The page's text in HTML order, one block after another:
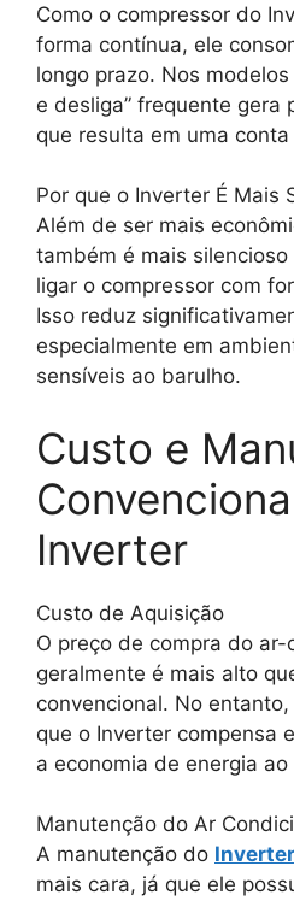
Como o compressor do
forma contínua, ele
longo prazo. Nos
e desliga” frequente gera
que resulta em uma
Por que o Inverter É Mais
Além de ser mais
também é mais
ligar o compressor com
Isso reduz
especialmente em
sensíveis ao barulho.
Custo e
Inverter
Custo de Aquisição
O preço de compra do
geralmente é mais alto
convencional. No
que o Inverter compensa
a economia de energia
Manutenção do Ar
A manutenção do Inverter
mais cara, já que ele